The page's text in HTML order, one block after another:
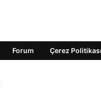
Forum Çerez Politikası